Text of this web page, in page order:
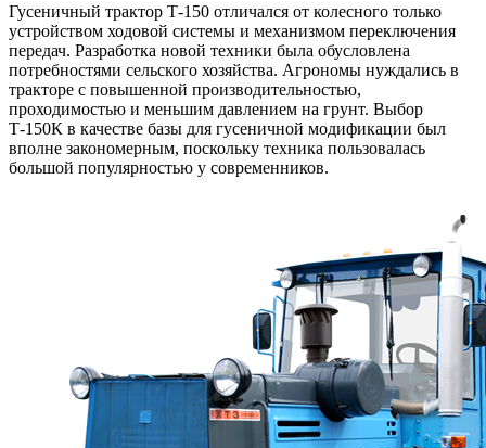
Гусеничный трактор Т-150 отличался от колесного только
устройством ходовой системы и механизмом переключения
передач. Разработка новой техники была обусловлена
потребностями сельского хозяйства. Агрономы нуждались в
тракторе с повышенной производительностью,
проходимостью и меньшим давлением на грунт. Выбор
Т-150К в качестве базы для гусеничной модификации был
вполне закономерным, поскольку техника пользовалась
большой популярностью у современников.